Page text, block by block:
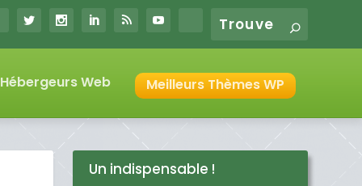
Web Meilleurs Thèmes WP
Un indispensable !